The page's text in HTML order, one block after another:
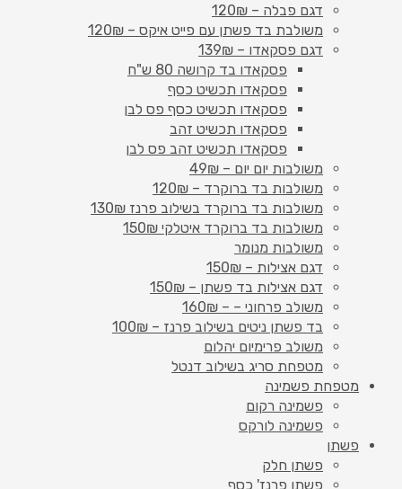
דגם פבלה – 120₪
משולבת בד פשתן עם פייט איקס – 120₪
דגם פסקאדו – 139₪
פסקאדו בד קרושה 80 ש"ח
פסקאדו תכשיט כסף
פסקאדו תכשיט כסף פס לבן
פסקאדו תכשיט זהב
פסקאדו תכשיט זהב פס לבן
משולבות יום יום – 49₪
משולבות בד ברוקרד – 120₪
משולבות בד ברוקרד בשילוב פרנז 130₪
משולבות בד ברוקרד איטלקי 150₪
משולבות מנומר
דגם אצילות – 150₪
דגם אצילות בד פשתן – 150₪
משולב פרחוני – – 160₪
בד פשתן ניטים בשילוב פרנז – 100₪
משולב פרימיום יהלום
מטפחת סריג בשילוב דנטל
מטפחת פשמינה
פשמינה רקום
פשמינה לורקס
פשתן
פשתן חלק
פשתן פרנז' כסף